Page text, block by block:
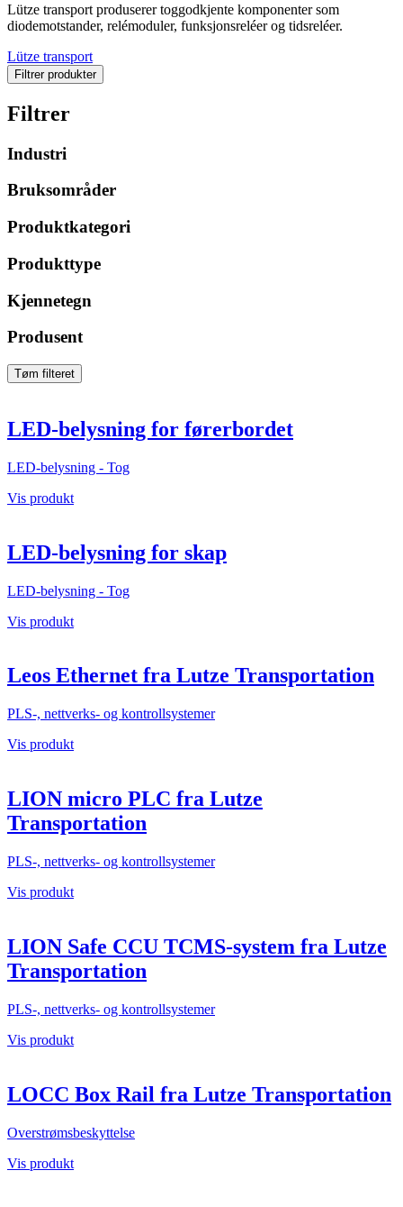
Lütze transport produserer toggodkjente komponenter som
diodemotstander, relémoduler, funksjonsreléer og tidsreléer.
Lütze transport
Filtrer produkter
Filtrer
Industri
Bruksområder
Produktkategori
Produkttype
Kjennetegn
Produsent
Tøm filteret
LED-belysning for førerbordet
LED-belysning - Tog
Vis produkt
LED-belysning for skap
LED-belysning - Tog
Vis produkt
Leos Ethernet fra Lutze Transportation
PLS-, nettverks- og kontrollsystemer
Vis produkt
LION micro PLC fra Lutze
Transportation
PLS-, nettverks- og kontrollsystemer
Vis produkt
LION Safe CCU TCMS-system fra Lutze
Transportation
PLS-, nettverks- og kontrollsystemer
Vis produkt
LOCC Box Rail fra Lutze Transportation
Overstrømsbeskyttelse
Vis produkt